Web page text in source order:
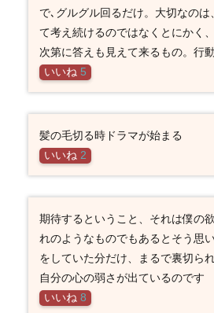
で､グルグル回るだけ。大切なのは
て考え続けるのではなくとにかく
次第に答えも見えて来るもの。行
いいね 5
髪の毛切る時ドラマが始まる
いいね 2
期待するということ、それは僕の
れのようなものでもあるとそう思
をしていた分だけ、まるで裏切ら
自分の心の弱さが出ているのです
いいね 8